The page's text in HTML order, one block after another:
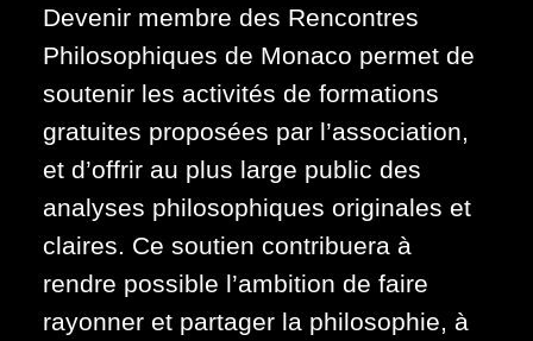
Devenir membre des Rencontres
Philosophiques de Monaco permet de
soutenir les activités de formations
gratuites proposées par l’association,
et d’offrir au plus large public des
analyses philosophiques originales et
claires. Ce soutien contribuera à
rendre possible l’ambition de faire
rayonner et partager la philosophie, à